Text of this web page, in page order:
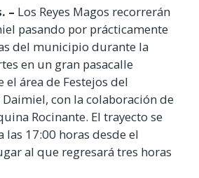
– Los Reyes Magos recorrerán
pasando por prácticamente
del municipio durante la
en un gran pasacalle
el área de Festejos del
con la colaboración de
Rocinante. El trayecto se
las 17:00 horas desde el
al que regresará tres horas